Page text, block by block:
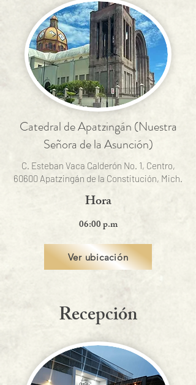
Catedral de Apatzingán (Nuestra
Señora de la Asunción)
C. Esteban Vaca Calderón No. 1, Centro,
60600 Apatzingán de la Constitución, Mich.
Hora
06:00 p.m
Ver ubicación
Recepción